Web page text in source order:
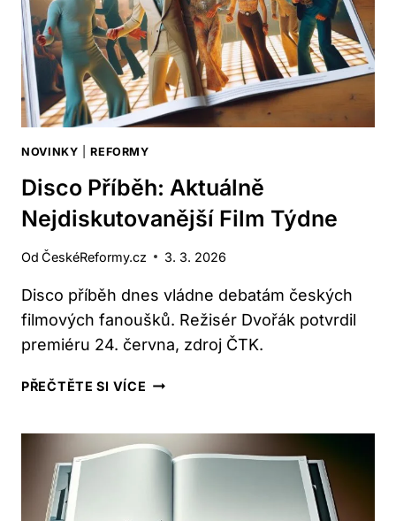
CO
VÍME
NOVINKY |REFORMY
Disco Příběh: Aktuálně
Nejdiskutovanější Film Týdne
Od ČeskéReformy.cz 3. 3. 2026
Disco příběh dnes vládne debatám českých
filmových fanoušků. Režisér Dvořák potvrdil
premiéru 24. června, zdroj ČTK.
PŘEČTĚTE SI VÍCE DISCO
NEJDISKUTOVANĚJŠÍ
FILM